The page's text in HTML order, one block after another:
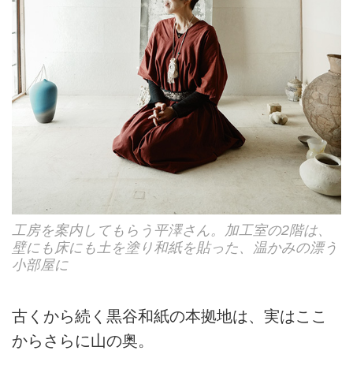
工房を案内してもらう平澤さん。加工室の2階は、
壁にも床にも土を塗り和紙を貼った、温かみの漂う
小部屋に
古くから続く黒谷和紙の本拠地は、実はここ
からさらに山の奥。